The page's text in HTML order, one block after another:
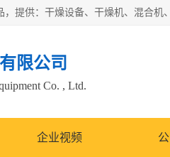
限公司
Co. , Ltd.
企业视频